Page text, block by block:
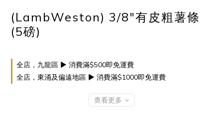
(LambWeston) 3/8"有皮粗薯條
(5磅)
全店，九龍區 ▶ 消費滿$500即免運費
全店，東涌及偏遠地區 ▶ 消費滿$1000即免運費
查看更多